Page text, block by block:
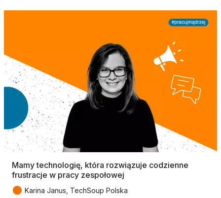
Mamy technologię, która rozwiązuje codzienne
frustracje w pracy zespołowej
● Karina Janus, TechSoup Polska